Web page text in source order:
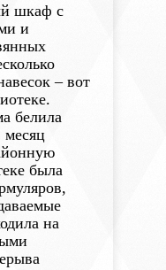
шкаф с
и
– вот
белила
месяц
была
на